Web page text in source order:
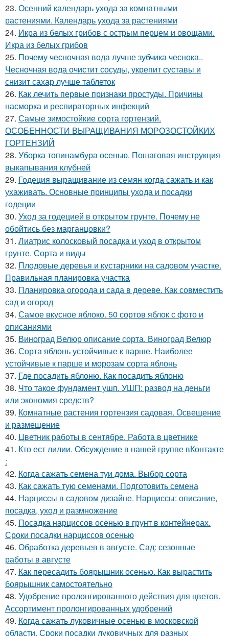
23. Осенний календарь ухода за комнатными
растениями. Календарь ухода за растениями
24. Икра из белых грибов с острым перцем и овощами.
Икра из белых грибов
25. Почему чесночная вода лучше зубчика чеснока..
Чесночная вода очистит сосуды, укрепит суставы и
снизит сахар лучше таблеток
26. Как лечить первые признаки простуды. Причины
насморка и респираторных инфекций
27. Самые зимостойкие сорта гортензий.
ОСОБЕННОСТИ ВЫРАЩИВАНИЯ МОРОЗОСТОЙКИХ
ГОРТЕНЗИЙ
28. Уборка топинамбура осенью. Пошаговая инструкция
выкапывания клубней
29. Годеция выращивание из семян когда сажать и как
ухаживать. Основные принципы ухода и посадки
годеции
30. Уход за годецией в открытом грунте. Почему не
обойтись без марганцовки?
31. Лиатрис колосковый посадка и уход в открытом
грунте. Сорта и виды
32. Плодовые деревья и кустарники на садовом участке.
Правильная планировка участка
33. Планировка огорода и сада в дереве. Как совместить
сад и огород
34. Самое вкусное яблоко. 50 сортов яблок с фото и
описаниями
35. Виноград Велюр описание сорта. Виноград Велюр
36. Сорта яблонь устойчивые к парше. Наиболее
устойчивые к парше и морозам сорта яблонь
37. Где посадить яблоню. Как посадить яблоню
38. Что такое фундамент ушп. УШП: развод на деньги
или экономия средств?
39. Комнатные растения гортензия садовая. Освещение
и размещение
40. Цветник работы в сентябре. Работа в цветнике
41. Кто ест лилии. Обсуждение в нашей группе вКонтакте
:
42. Когда сажать семена туи дома. Выбор сорта
43. Как сажать тую семенами. Подготовить семена
44. Нарциссы в садовом дизайне. Нарциссы: описание,
посадка, уход и размножение
45. Посадка нарциссов осенью в грунт в контейнерах.
Сроки посадки нарциссов осенью
46. Обработка деревьев в августе. Сад: сезонные
работы в августе
47. Как пересадить боярышник осенью. Как вырастить
боярышник самостоятельно
48. Удобрение пролонгированного действия для цветов.
Ассортимент пролонгированных удобрений
49. Когда сажать луковичные осенью в московской
области. Сроки посадки луковичных для разных